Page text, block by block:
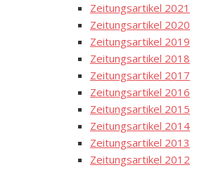
Zeitungsartikel 2021
Zeitungsartikel 2020
Zeitungsartikel 2019
Zeitungsartikel 2018
Zeitungsartikel 2017
Zeitungsartikel 2016
Zeitungsartikel 2015
Zeitungsartikel 2014
Zeitungsartikel 2013
Zeitungsartikel 2012